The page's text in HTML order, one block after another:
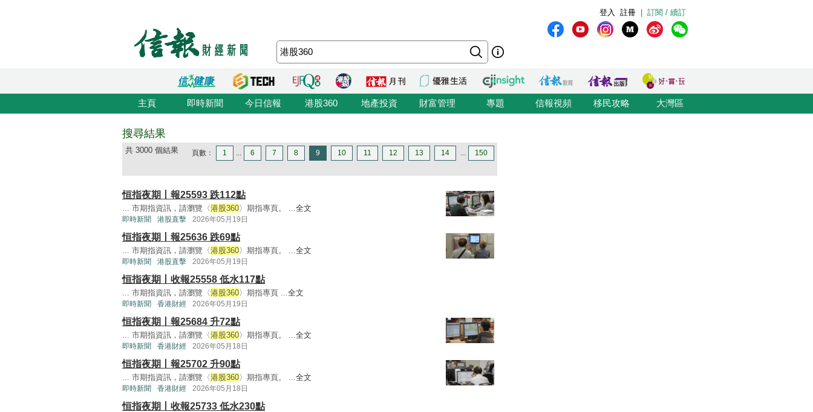
訂閱 / 續訂
註冊
登入
主頁 即時新聞 今日信報 港股360 地產投資 財富管理 專題 信報視頻 移民攻略 大灣區
搜尋結果
共 3000 個結果 頁數： 1 ... 6 7 8 9 10 11 12 13 14 ... 150
恒指夜期丨報25593 跌112點
... 市期指資訊，請瀏覽〈港股360〉期指專頁。 ...全文
即時新聞 港股直擊 2026年05月19日
恒指夜期丨報25636 跌69點
... 市期指資訊，請瀏覽〈港股360〉期指專頁。 ...全文
即時新聞 港股直擊 2026年05月19日
恒指夜期丨收報25558 低水117點
... 市期指資訊，請瀏覽〈港股360〉期指專頁 ...全文
即時新聞 香港財經 2026年05月19日
恒指夜期丨報25684 升72點
... 市期指資訊，請瀏覽〈港股360〉期指專頁。 ...全文
即時新聞 香港財經 2026年05月18日
恒指夜期丨報25702 升90點
... 市期指資訊，請瀏覽〈港股360〉期指專頁。 ...全文
即時新聞 香港財經 2026年05月18日
恒指夜期丨收報25733 低水230點